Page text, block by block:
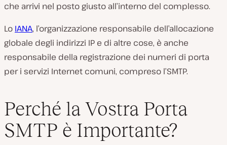
che arrivi nel posto giusto all’interno del complesso.
Lo IANA, l’organizzazione responsabile dell’allocazione
globale degli indirizzi IP e di altre cose, è anche
responsabile della registrazione dei numeri di porta
per i servizi Internet comuni, compreso l’SMTP.
Perché la Vostra Porta
SMTP è Importante?